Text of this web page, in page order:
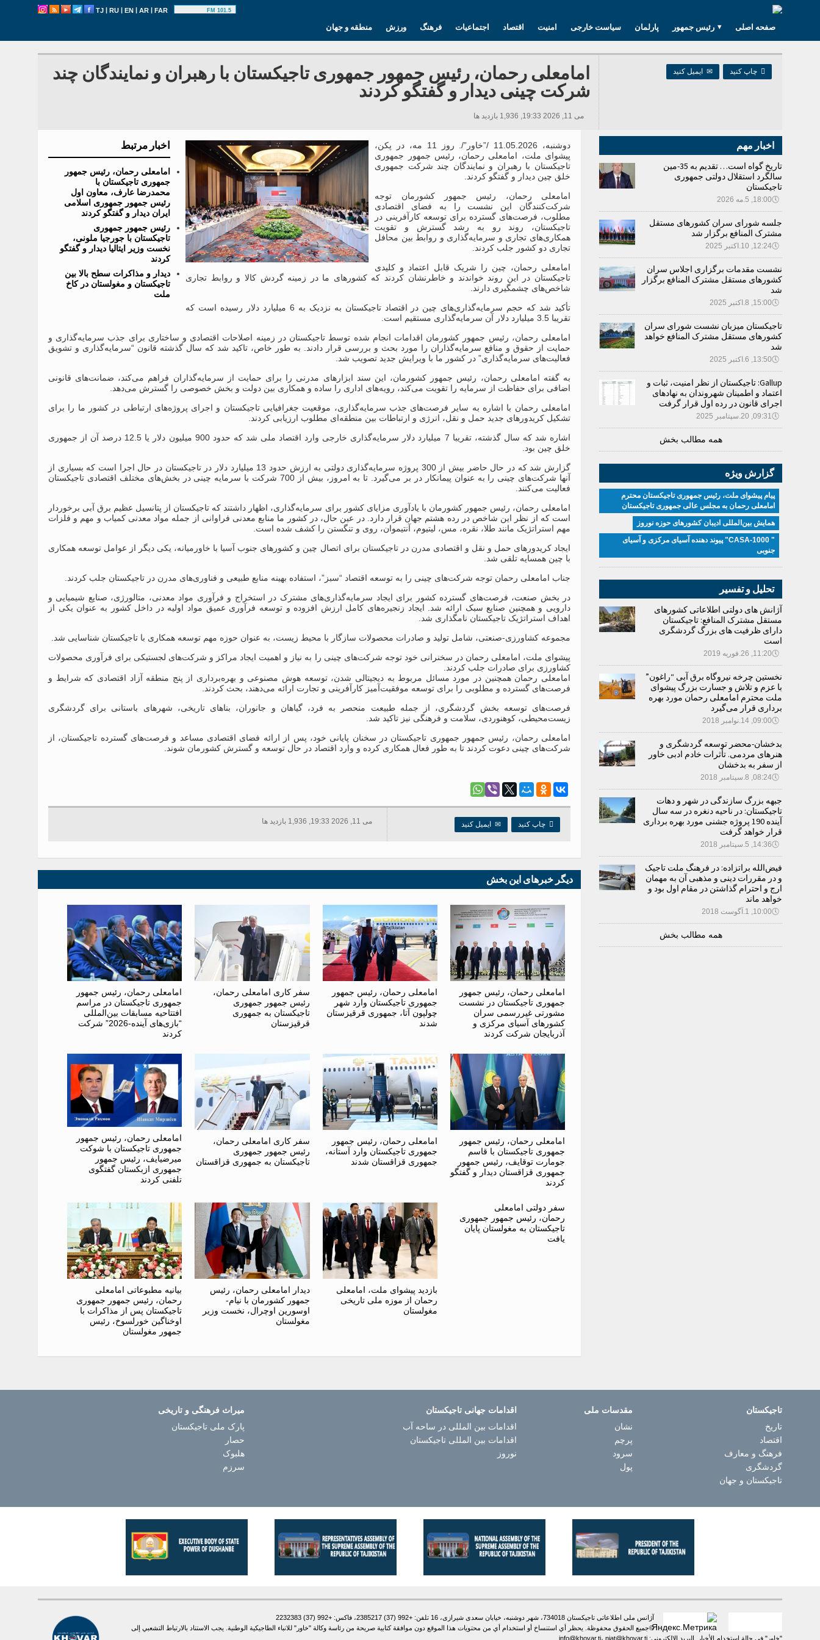
TJ | RU | EN | AR | FAR 101.5 FM
منطقه و جهان ورزش فرهنگ اجتماعیات اقتصاد امنیت سیاست خارجی پارلمان رئیس جمهور صفحه اصلی
 چاپ کنید ✉ ایمیل کنید امامعلی رحمان، رئیس جمهور جمهوری تاجیکستان با رهبران و نمایندگان چند
شرکت‌ چینی دیدار و گفتگو کردند
می 11, 2026 19:33, 1,936 بازدید ها
اخبار مرتبط
امامعلی رحمان، رئیس جمهور
جمهوری تاجیکستان با
محمدرضا عارف، معاون اول
رئیس جمهور جمهوری اسلامی
ایران دیدار و گفتگو کردند
رئیس جمهور جمهوری
تاجیکستان با جورجیا ملونی،
نخست وزیر ایتالیا دیدار و گفتگو
کردند
دیدار و مذاکرات سطح بالا بین
تاجیکستان و مغولستان در کاخ
ملت
دوشنبه، 11.05.2026 /”خاور”/. روز 11 مه، در پکن،
پیشوای ملت، امامعلی رحمان، رئیس جمهور جمهوری
تاجیکستان با رهبران و نمایندگان چند شرکت‌ جمهوری
خلق چین دیدار و گفتگو کردند.
امامعلی رحمان، رئیس جمهور کشورمان توجه
شرکت‌کنندگان این نشست را به فضای اقتصادی
مطلوب، فرصت‌های گسترده برای توسعه کارآفرینی در
تاجیکستان، روند رو به رشد گسترش و تقویت
همکاری‌های تجاری و سرمایه‌گذاری و روابط بین محافل
تجاری دو کشور جلب کردند.
امامعلی رحمان، چین را شریک قابل اعتماد و کلیدی
تاجیکستان در این روند خواندند و خاطرنشان کردند که کشورهای ما در زمینه گردش کالا و روابط تجاری
شاخص‌های چشمگیری دارند.
تأکید شد که حجم سرمایه‌گذاری‌های چین در اقتصاد تاجیکستان به نزدیک به 6 میلیارد دلار رسیده است که
تقریبا 3.5 میلیارد دلار آن سرمایه‌گذاری مستقیم است.
امامعلی رحمان، رئیس جمهور کشورمان اقدامات انجام شده توسط تاجیکستان در زمینه اصلاحات اقتصادی و ساختاری برای جذب سرمایه‌گذاری و
حمایت از حقوق و منافع سرمایه‌گذاران را مورد بحث و بررسی قرار دادند. به طور خاص، تاکید شد که سال گذشته قانون “سرمایه‌گذاری و تشویق
فعالیت‌های سرمایه‌گذاری” در کشور ما با ویرایش جدید تصویب شد.
به گفته امامعلی رحمان، رئیس جمهور کشورمان، این سند ابزارهای مدرنی را برای حمایت از سرمایه‌گذاران فراهم می‌کند، ضمانت‌های قانونی
اضافی برای حفاظت از سرمایه را تقویت می‌کند، رویه‌های اداری را ساده و همکاری بین دولت و بخش خصوصی را گسترش می‌دهد.
امامعلی رحمان با اشاره به سایر فرصت‌های جذب سرمایه‌گذاری، موقعیت جغرافیایی تاجیکستان و اجرای پروژه‌های ارتباطی در کشور ما را برای
تشکیل کریدورهای جدید حمل و نقل، انرژی و ارتباطات بین منطقه‌ای مطلوب ارزیابی کردند.
اشاره شد که سال گذشته، تقریبا 7 میلیارد دلار سرمایه‌گذاری خارجی وارد اقتصاد ملی شد که حدود 900 میلیون دلار یا 12.5 درصد آن از جمهوری
خلق چین بود.
گزارش شد که در حال حاضر بیش از 300 پروژه سرمایه‌گذاری دولتی به ارزش حدود 13 میلیارد دلار در تاجیکستان در حال اجرا است که بسیاری از
آنها شرکت‌های چینی را به عنوان پیمانکار در بر می‌گیرد. تا به امروز، بیش از 700 شرکت با سرمایه چینی در بخش‌های مختلف اقتصادی تاجیکستان
فعالیت می‌کنند.
امامعلی رحمان، رئیس جمهور کشورمان با یادآوری مزایای کشور برای سرمایه‌گذاری، اظهار داشتند که تاجیکستان از پتانسیل عظیم برق آبی برخوردار
است که از نظر این شاخص در رده هشتم جهان قرار دارد. در عین حال، در کشور ما منابع معدنی فراوانی از جمله مواد معدنی کمیاب و مهم و فلزات
مهم استراتژیک مانند طلا، نقره، مس، لیتیوم، آنتیموان، روی و تنگستن را کشف شده است.
ایجاد کریدورهای حمل و نقل و اقتصادی مدرن در تاجیکستان برای اتصال چین و کشورهای جنوب آسیا با خاورمیانه، یکی دیگر از عوامل توسعه همکاری
با چین همسایه تلقی شد.
جناب امامعلی رحمان توجه شرکت‌های چینی را به توسعه اقتصاد “سبز”، استفاده بهینه منابع طبیعی و فناوری‌های مدرن در تاجیکستان جلب کردند.
در بخش صنعت، فرصت‌های گسترده کشور برای ایجاد سرمایه‌گذاری‌های مشترک در استخراج و فرآوری مواد معدنی، متالورژی، صنایع شیمیایی و
دارویی و همچنین صنایع سبک ارائه شد. ایجاد زنجیره‌های کامل ارزش افزوده و توسعه فرآوری عمیق مواد اولیه در داخل کشور به عنوان یکی از
اهداف استراتژیک تاجیکستان نامگذاری شد.
مجموعه کشاورزی-صنعتی، شامل تولید و صادرات محصولات سازگار با محیط زیست، به عنوان حوزه مهم توسعه همکاری با تاجیکستان شناسایی شد.
پیشوای ملت، امامعلی رحمان در سخنرانی خود توجه شرکت‌های چینی را به نیاز و اهمیت ایجاد مراکز و شرکت‌های لجستیکی برای فرآوری محصولات
کشاورزی برای صادرات جلب کردند.
امامعلی رحمان همچنین در مورد مسائل مربوط به دیجیتالی شدن، توسعه هوش مصنوعی و بهره‌برداری از پنج منطقه آزاد اقتصادی که شرایط و
فرصت‌های گسترده و مطلوبی را برای توسعه موفقیت‌آمیز کارآفرینی و تجارت ارائه می‌دهند، بحث کردند.
فرصت‌های توسعه بخش گردشگری، از جمله طبیعت منحصر به فرد، گیاهان و جانوران، بناهای تاریخی، شهرهای باستانی برای گردشگری
زیست‌محیطی، کوهنوردی، سلامت و فرهنگی نیز تاکید شد.
امامعلی رحمان، رئیس جمهور جمهوری تاجیکستان در سخنان پایانی خود، پس از ارائه فضای اقتصادی مساعد و فرصت‌های گسترده تاجیکستان، از
شرکت‌های چینی دعوت کردند تا به طور فعال همکاری کرده و وارد اقتصاد در حال توسعه و گسترش کشورمان شوند.
 چاپ کنید ✉ ایمیل کنید می 11, 2026 19:33, 1,936 بازدید ها
دیگر خبرهای این بخش
امامعلی رحمان، رئیس جمهور
جمهوری تاجیکستان در نشست
مشورتی غیررسمی سران
کشورهای آسیای مرکزی و
آذربایجان شرکت کردند
امامعلی رحمان، رئیس جمهور
جمهوری تاجیکستان وارد شهر
چولپون آتا، جمهوری قرقیزستان
شدند
سفر کاری امامعلی رحمان،
رئیس جمهور جمهوری
تاجیکستان به جمهوری
قرقیزستان
امامعلی رحمان، رئیس جمهور
جمهوری تاجیکستان در مراسم
افتتاحیه مسابقات بین‌المللی
“بازی‌های آینده-2026” شرکت
کردند
امامعلی رحمان، رئیس جمهور
جمهوری تاجیکستان با قاسم
جومارت توقایف، رئیس جمهور
جمهوری قزاقستان دیدار و گفتگو
کردند
امامعلی رحمان، رئیس جمهور
جمهوری تاجیکستان وارد آستانه،
جمهوری قزاقستان شدند
سفر کاری امامعلی رحمان،
رئیس جمهور جمهوری
تاجیکستان به جمهوری قزاقستان
امامعلی رحمان، رئیس جمهور
جمهوری تاجیکستان با شوکت
میرضیایف، رئیس جمهور
جمهوری ازبکستان گفتگوی
تلفنی کردند
سفر دولتی امامعلی
رحمان، رئیس جمهور جمهوری
تاجیکستان به مغولستان پایان
یافت
بازدید پیشوای ملت، امامعلی
رحمان از موزه ملی تاریخی
مغولستان
دیدار امامعلی رحمان، رئیس
جمهور کشورمان با نیام-
اوسورین اوچرال، نخست وزیر
مغولستان
بیانیه مطبوعاتی امامعلی
رحمان، رئیس جمهور جمهوری
تاجیکستان پس از مذاکرات با
اوخناگین خورلسوخ، رئیس
جمهور مغولستان
اخبار مهم
تاریخ گواه است… تقدیم به 35-مین
سالگرد استقلال دولتی جمهوری
تاجیکستان
🕔18:00, 5.مه 2026
جلسه شورای سران کشورهای مستقل
مشترک المنافع برگزار شد
🕔12:24, 10.اکتبر 2025
نشست مقدمات برگزاری اجلاس سران
کشورهای مستقل مشترک المنافع برگزار
شد
🕔15:00, 8.اکتبر 2025
تاجیکستان میزبان نشست شورای سران
کشورهای مستقل مشترک المنافع خواهد
شد
🕔13:50, 6.اکتبر 2025
Gallup: تاجیکستان از نظر امنیت، ثبات و
اعتماد و اطمینان شهروندان به نهادهای
اجرای قانون در رده اول قرار گرفت
🕔09:31, 20.سپتامبر 2025
همه مطالب بخش
گزارش ویژه
پیام پیشوای ملت، رئیس جمهوری تاجیکستان محترم
امامعلی رحمان به مجلس عالی جمهوری تاجیکستان
همایش بین‌المللی ادیبان کشور‌های حوزه نوروز
" CASA-1000" پیوند دهنده آسیای مرکزی و آسیای
جنوبی
تحلیل و تفسیر
آژانش های دولتی اطلاعاتی کشورهای
مستقل مشترک المنافع: تاجیکستان
دارای ظرفیت های بزرگ گردشگری
است
🕔11:20, 26.فوریه 2019
نخستین چرخه نیروگاه برق آبی “راغون”
با عزم و تلاش و جسارت بزرگ پیشوای
ملت محترم امامعلی رحمان مورد بهره
برداری قرار می‌گیرد
🕔09:00, 14.نوامبر 2018
بدخشان-محضر توسعه گردشگری و
هنرهای مردمی. تأثرات خادم ادبی خاور
از سفر به بدخشان
🕔08:24, 8.سپتامبر 2018
جبهه بزرگ سازندگی در شهر و دهات
تاجیکستان: در ناحیه دنغره در سه سال
آینده 190 پروژه جشنی مورد بهره برداری
قرار خواهد گرفت
🕔14:36, 5.سپتامبر 2018
فیض‌الله براتزاده: در فرهنگ ملت تاجیک
و در مقررات دینی و مذهبی آن به مهمان
ارج و احترام گذاشتن در مقام اول بود و
خواهد ماند
🕔10:00, 1.آگوست 2018
همه مطالب بخش
تاجیکستان
تاریخ
اقتصاد
فرهنگ و معارف
گردشگری
تاجیکستان و جهان
مقدسات ملی
نشان
پرچم
سرود
پول
اقدامات جهانی تاجیکستان
اقدامات بین المللی در ساحه آب
اقدامات بین المللی تاجیکستان
نوروز
میراث فرهنگی و تاریخی
پارک ملی تاجیکستان
حصار
هلبوک
سرزم
آژانس ملی اطلاعاتی تاجیکستان 734018، شهر دوشنبه، خیابان سعدی شیرازی، 16 تلفن: +992 (37) 2385217، فاکس: +992 (37) 2232383
©جميع الحقوق محفوظة. يحظر أي استنساخ أو استخدام أي من محتويات هذا الموقع دون موافقة كتابية صريحة من رئاسة وكالة "خاور" للانباء الطاجيكية الوطنية. یجب الاستناد بالارتباط التشعبي إلى
"خاور" في حالة استخدام الأخبار. البريد الإلكتروني: info@khovar.tj، niat@khovar.tj